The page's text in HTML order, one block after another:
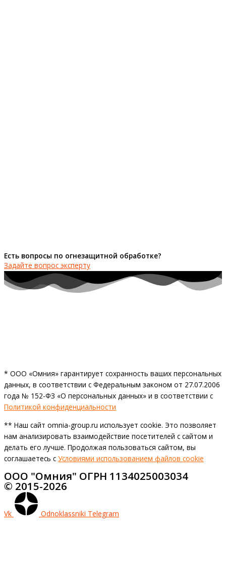
Есть вопросы по огнезащитной обработке?
Задайте вопрос эксперту
* ООО «Омния» гарантирует сохранность ваших персональных
данных, в соответствии с Федеральным законом от 27.07.2006
года № 152-ФЗ «О персональных данных» и в соответствии с
Политикой конфиденциальности
** Наш сайт omnia-group.ru использует cookie. Это позволяет
нам анализировать взаимодействие посетителей с сайтом и
делать его лучше. Продолжая пользоваться сайтом, вы
соглашаетесь с Условиями использованием файлов cookie
ООО "Омния" ОГРН 1134025003034
© 2015-2026
Vk Odnoklassniki Telegram